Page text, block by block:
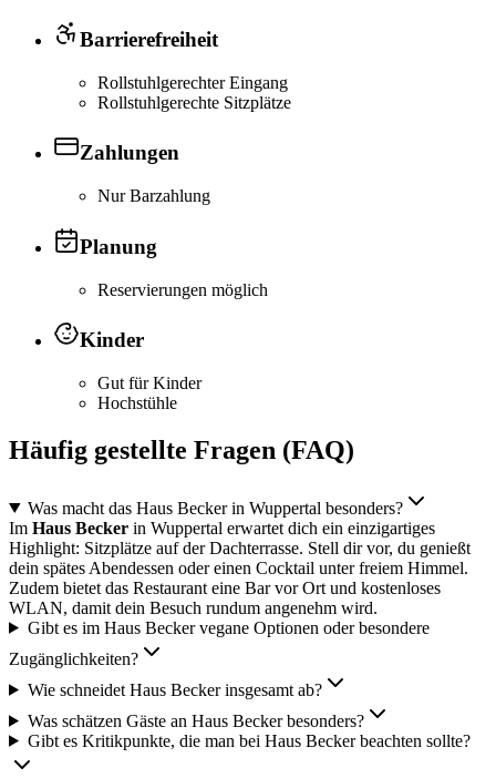
Barrierefreiheit
Rollstuhlgerechter Eingang
Rollstuhlgerechte Sitzplätze
Zahlungen
Nur Barzahlung
Planung
Reservierungen möglich
Kinder
Gut für Kinder
Hochstühle
Häufig gestellte Fragen (FAQ)
Was macht das Haus Becker in Wuppertal besonders?
Im Haus Becker in Wuppertal erwartet dich ein einzigartiges
Highlight: Sitzplätze auf der Dachterrasse. Stell dir vor, du genießt
dein spätes Abendessen oder einen Cocktail unter freiem Himmel.
Zudem bietet das Restaurant eine Bar vor Ort und kostenloses
WLAN, damit dein Besuch rundum angenehm wird.
Gibt es im Haus Becker vegane Optionen oder besondere
Zugänglichkeiten?
Wie schneidet Haus Becker insgesamt ab?
Was schätzen Gäste an Haus Becker besonders?
Gibt es Kritikpunkte, die man bei Haus Becker beachten sollte?